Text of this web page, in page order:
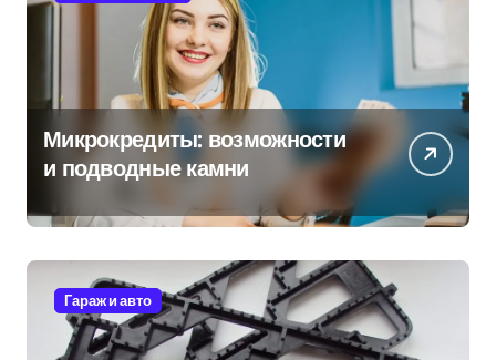
Микрокредиты: возможности
и подводные камни
Гараж и авто